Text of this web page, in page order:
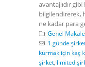
avantajlıdır
bilgilendirerek,
ne kadar para
Genel
1 günde
kurmak için kaç
şirket limited